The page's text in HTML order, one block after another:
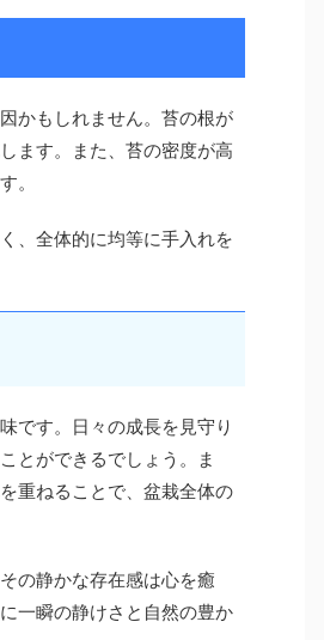
かもしれません。苔の根が
ます。また、苔の密度が高
。
、全体的に均等に手入れを
です。日々の成長を見守り
とができるでしょう。ま
重ねることで、盆栽全体の
の静かな存在感は心を癒
一瞬の静けさと自然の豊か